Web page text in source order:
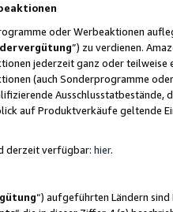
oder Werbeaktionen
”) zu verdienen.
jederzeit ganz oder
(auch Sonderprogramme
Ausschlusstatbestände,
auf Produktverkäufe geltende
derzeit verfügbar: hier.
“) aufgeführten Ländern